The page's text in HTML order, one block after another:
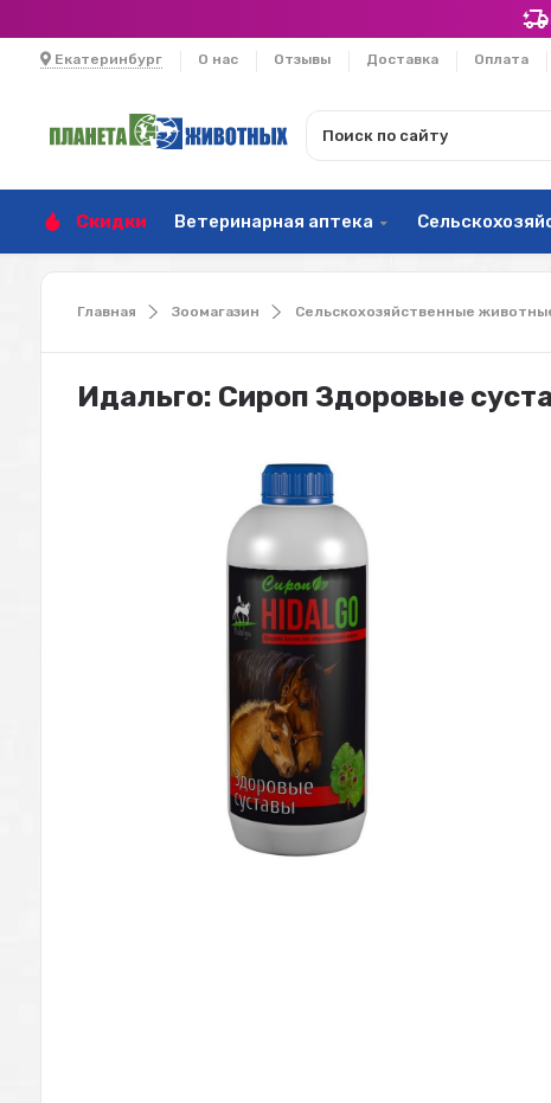
Екатеринбург О нас Отзывы Доставка Оплата
Скидки Ветеринарная аптека
Главная Зоомагазин Сельскохозяйственные
Идальго: Сироп Здоровые